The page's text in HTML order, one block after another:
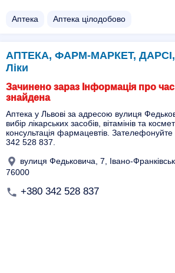
Аптека Аптека цілодобово
АПТЕКА, ФАРМ-МАРКЕТ, ДАРСІ,
Ліки
Зачинено зараз Інформація про
знайдена
Аптека у Львові за адресою вулиця
вибір лікарських засобів, вітамінів та
консультація фармацевтів.
342 528 837.
вулиця Федьковича, 7, Івано-
76000
+380 342 528 837